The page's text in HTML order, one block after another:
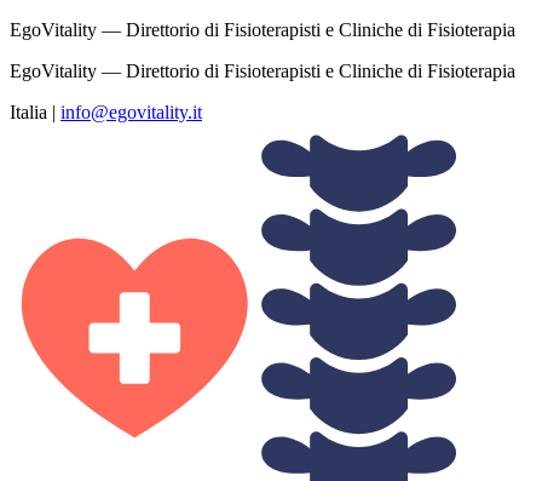
EgoVitality — Direttorio di Fisioterapisti e Cliniche di Fisioterapia
EgoVitality — Direttorio di Fisioterapisti e Cliniche di Fisioterapia
Italia | info@egovitality.it